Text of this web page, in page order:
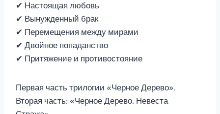
✔ Настоящая любовь
✔ Вынужденный брак
✔ Перемещения между мирами
✔ Двойное попаданство
✔ Притяжение и противостояние
Первая часть трилогии «Черное Дерево».
Вторая часть: «Черное Дерево. Невеста